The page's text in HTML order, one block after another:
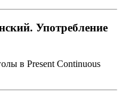
Употребление
в Present Continuous